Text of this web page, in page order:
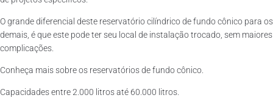
O grande diferencial deste reservatório cilíndrico de fundo cônico para os
demais, é que este pode ter seu local de instalação trocado, sem maiores
complicações.
Conheça mais sobre os reservatórios de fundo cônico.
Capacidades entre 2.000 litros até 60.000 litros.